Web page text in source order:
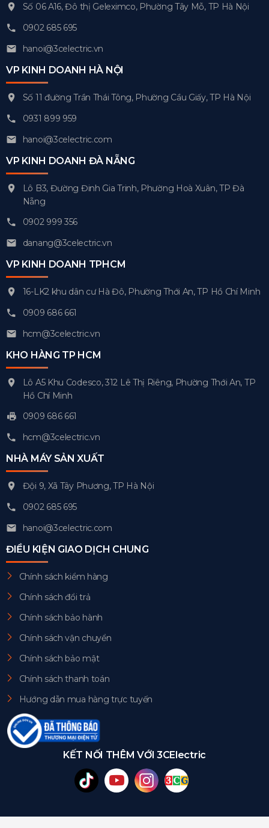
Số 06 A16, Đô thị Geleximco, Phường Tây Mỗ, TP Hà Nội
0902 685 695
hanoi@3celectric.vn
VP KINH DOANH HÀ NỘI
Số 11 đường Trần Thái Tông, Phường Cầu Giấy, TP Hà Nội
0931 899 959
hanoi@3celectric.com
VP KINH DOANH ĐÀ NẴNG
Lô B3, Đường Đinh Gia Trinh, Phường Hoà Xuân, TP Đà
Nẵng
0902 999 356
danang@3celectric.vn
VP KINH DOANH TPHCM
16-LK2 khu dân cư Hà Đô, Phường Thới An, TP Hồ Chí Minh
0909 686 661
hcm@3celectric.vn
KHO HÀNG TP HCM
Lô A5 Khu Codesco, 312 Lê Thị Riêng, Phường Thới An, TP
Hồ Chí Minh
0909 686 661
hcm@3celectric.vn
NHÀ MÁY SẢN XUẤT
Đội 9, Xã Tây Phương, TP Hà Nội
0902 685 695
hanoi@3celectric.com
ĐIỀU KIỆN GIAO DỊCH CHUNG
Chính sách kiểm hàng
Chính sách đổi trả
Chính sách bảo hành
Chính sách vận chuyển
Chính sách bảo mật
Chính sách thanh toán
Hướng dẫn mua hàng trực tuyến
KẾT NỐI THÊM VỚI 3CElectric